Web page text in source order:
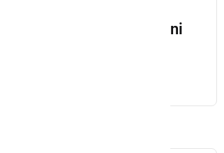
Ogledali so si dokumentarni